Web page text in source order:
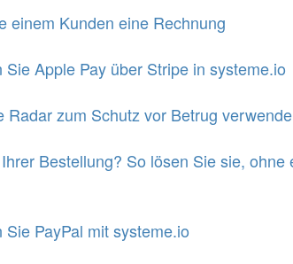
einem Kunden eine Rechnung
Sie Apple Pay über Stripe in systeme.io
Radar zum Schutz vor Betrug
Bestellung? So lösen Sie sie, ohne
Sie PayPal mit systeme.io